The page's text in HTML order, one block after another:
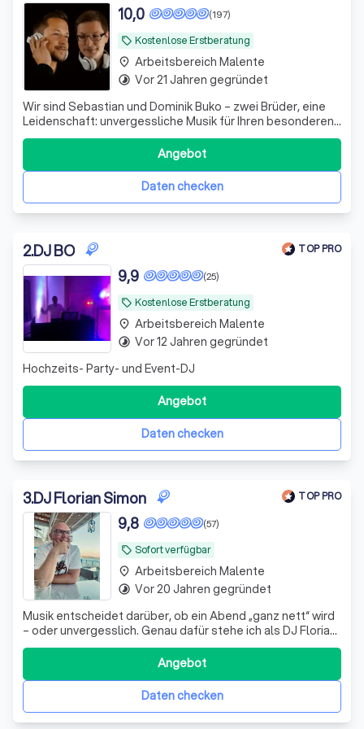
local_offer Kostenlose Erstberatung
(197)
10,0
Wir sind Sebastian und Dominik Buko – zwei Brüder, eine
Leidenschaft: unvergessliche Musik für Ihren besonderen
Moment! Als eingespieltes Team bringen wir
entscheidende Vorteile mit: ✓ Doppelte Sicherheit –
Backup bei Ausfall garantiert ✓ Doppeltes Equipment –
professionelle Technik ohne Risiko ✓ D
Daten checken
Angebot
place Arbeitsbereich Malente
timelapse Vor 21 Jahren gegründet
2.DJ BO TOP PRO
local_offer Kostenlose Erstberatung
(25)
9,9
Hochzeits- Party- und Event-DJ
Daten checken
Angebot
place Arbeitsbereich Malente
timelapse Vor 12 Jahren gegründet
3.DJ Florian Simon TOP PRO
local_offer Sofort verfügbar
(57)
9,8
Musik entscheidet darüber, ob ein Abend „ganz nett“ wird
– oder unvergesslich. Genau dafür stehe ich als DJ Florian
Simon. Ich begleite Hochzeiten und Events nicht einfach
nur musikalisch, sondern sorge dafür, dass genau die
Momente entstehen, über die man noch Jahre später
spricht: volle TanzfläcDaten checken
Angebot
place Arbeitsbereich Malente
timelapse Vor 20 Jahren gegründet